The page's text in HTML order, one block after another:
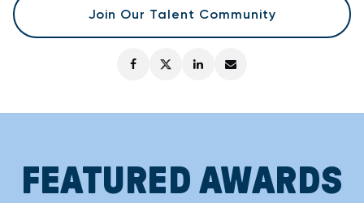
Join Our Talent Community
FEATURED AWARDS